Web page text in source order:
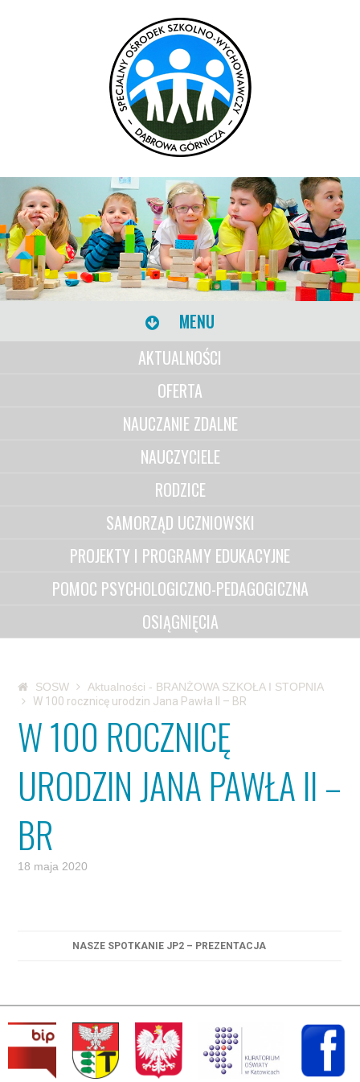
MENU
AKTUALNOŚCI
OFERTA
NAUCZANIE ZDALNE
NAUCZYCIELE
RODZICE
SAMORZĄD UCZNIOWSKI
PROJEKTY I PROGRAMY EDUKACYJNE
POMOC PSYCHOLOGICZNO-PEDAGOGICZNA
OSIĄGNIĘCIA
SOSW
Aktualności - BRANŻOWA SZKOŁA I STOPNIA
W 100 rocznicę urodzin Jana Pawła II – BR
W 100 ROCZNICĘ
URODZIN JANA PAWŁA II –
BR
18 maja 2020
NASZE SPOTKANIE JP2 – PREZENTACJA